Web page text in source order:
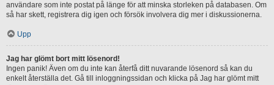
användare som inte postat på länge för att minska storleken på databasen. Om
så har skett, registrera dig igen och försök involvera dig mer i diskussionerna.
Upp
Jag har glömt bort mitt lösenord!
Ingen panik! Även om du inte kan återfå ditt nuvarande lösenord så kan du
enkelt återställa det. Gå till inloggningssidan och klicka på Jag har glömt mitt